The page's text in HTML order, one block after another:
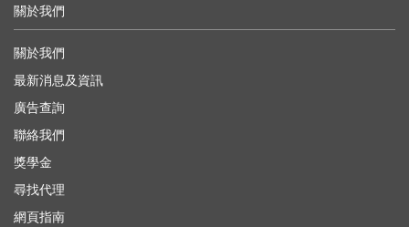
關於我們
關於我們
最新消息及資訊
廣告查詢
聯絡我們
獎學金
尋找代理
網頁指南